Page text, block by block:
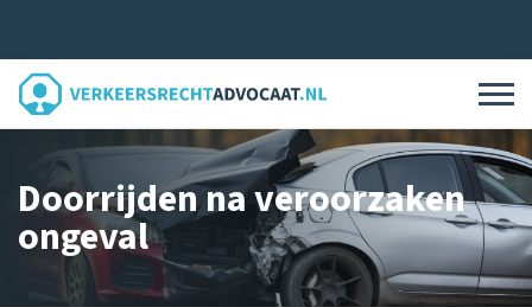
Doorrijden na veroorzaken
ongeval